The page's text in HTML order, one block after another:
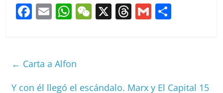
F
e
E
l
W
s
W X T G
← Carta a Alfon
Y con él llegó el escándalo. Marx y El Capital 15